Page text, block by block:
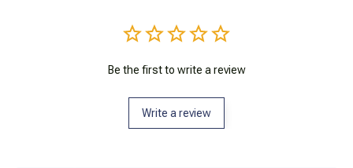
Be the first to write a review
Write a review